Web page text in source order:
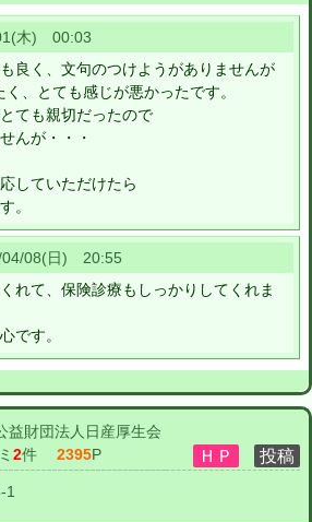
木) 00:03
良く、文句のつけようがありませんが
、とても感じが悪かったです。
ても親切だったので
んが・・・
していただけたら
。
08(日) 20:55
れて、保険診療もしっかりしてくれま
です。
益財団法人日産厚生会
2件 2395P
1